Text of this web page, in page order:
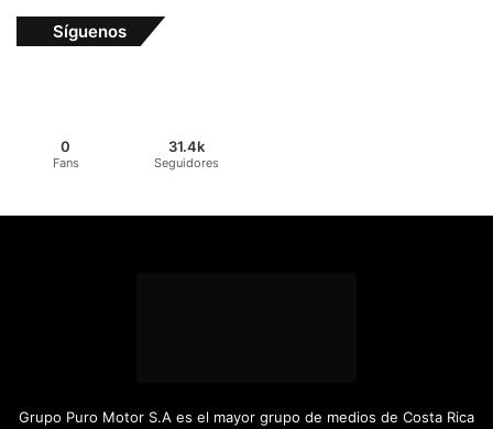
Síguenos
0
Fans
31.4k
Seguidores
Grupo Puro Motor S.A es el mayor grupo de medios de Costa Rica